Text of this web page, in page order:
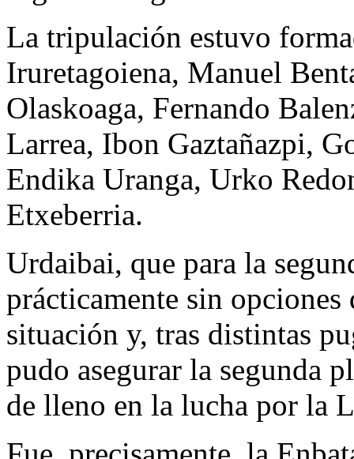
La tripulación estuvo
Iruretagoiena, Manuel
Olaskoaga, Fernando
Larrea, Ibon Gaztañazpi,
Endika Uranga, Urko
Etxeberria.
Urdaibai, que para la
prácticamente sin opciones
situación y, tras distintas
pudo asegurar la segunda
de lleno en la lucha por la